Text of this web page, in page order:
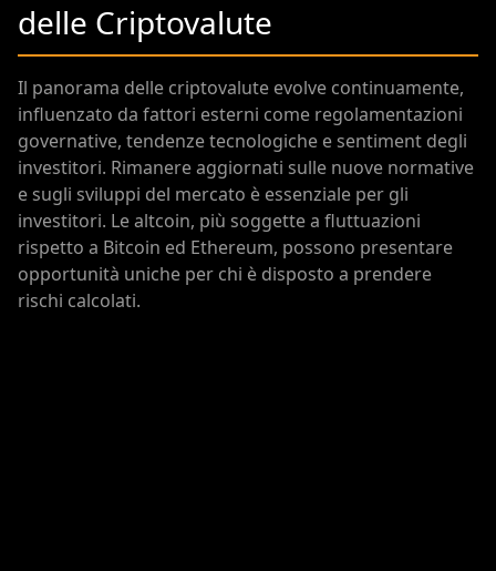
delle Criptovalute
Il panorama delle criptovalute evolve continuamente,
influenzato da fattori esterni come regolamentazioni
governative, tendenze tecnologiche e sentiment degli
investitori. Rimanere aggiornati sulle nuove normative
e sugli sviluppi del mercato è essenziale per gli
investitori. Le altcoin, più soggette a fluttuazioni
rispetto a Bitcoin ed Ethereum, possono presentare
opportunità uniche per chi è disposto a prendere
rischi calcolati.